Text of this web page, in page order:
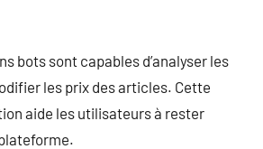
bots sont capables d’analyser les
les prix des articles. Cette
aide les utilisateurs à rester